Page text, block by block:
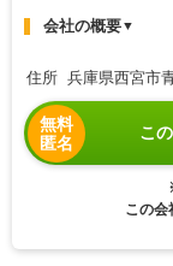
会社の概要▼
住所 兵庫県西宮市
無料
匿名
こ
この会